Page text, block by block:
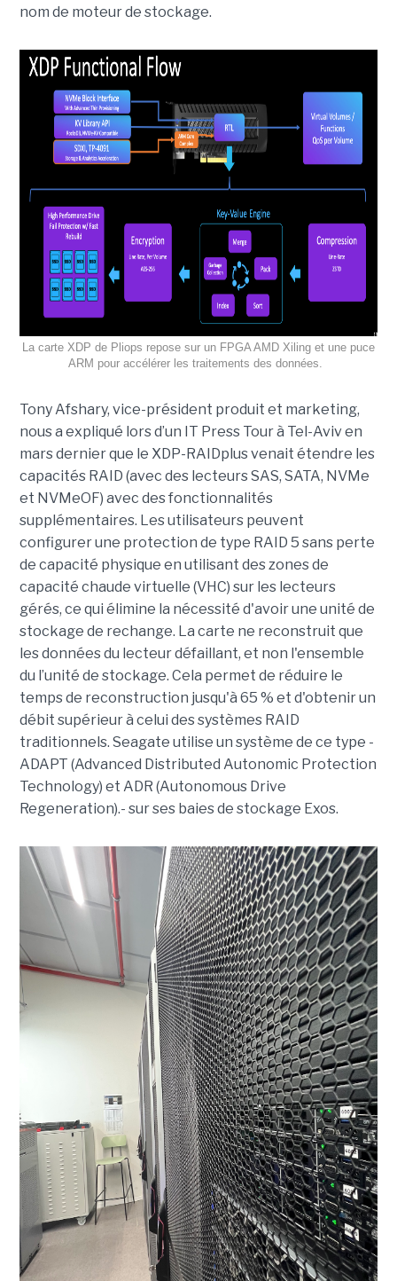
nom de moteur de stockage.
La carte XDP de Pliops repose sur un FPGA AMD Xiling et une puce
ARM pour accélérer les traitements des données.
Tony Afshary, vice-président produit et marketing,
nous a expliqué lors d’un IT Press Tour à Tel-Aviv en
mars dernier que le XDP-RAIDplus venait étendre les
capacités RAID (avec des lecteurs SAS, SATA, NVMe
et NVMeOF) avec des fonctionnalités
supplémentaires. Les utilisateurs peuvent
configurer une protection de type RAID 5 sans perte
de capacité physique en utilisant des zones de
capacité chaude virtuelle (VHC) sur les lecteurs
gérés, ce qui élimine la nécessité d'avoir une unité de
stockage de rechange. La carte ne reconstruit que
les données du lecteur défaillant, et non l'ensemble
du l’unité de stockage. Cela permet de réduire le
temps de reconstruction jusqu'à 65 % et d'obtenir un
débit supérieur à celui des systèmes RAID
traditionnels. Seagate utilise un système de ce type -
ADAPT (Advanced Distributed Autonomic Protection
Technology) et ADR (Autonomous Drive
Regeneration).- sur ses baies de stockage Exos.